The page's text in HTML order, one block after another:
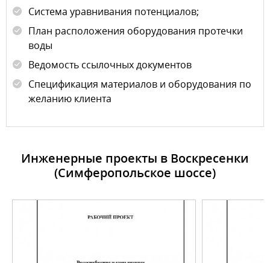
Система уравнивания потенциалов;
План расположения оборудования протечки
воды
Ведомость ссылочных документов
Спецификация материалов и оборудования по
желанию клиента
Инженерные проекты в Воскресенки
(Симферопольское шоссе)